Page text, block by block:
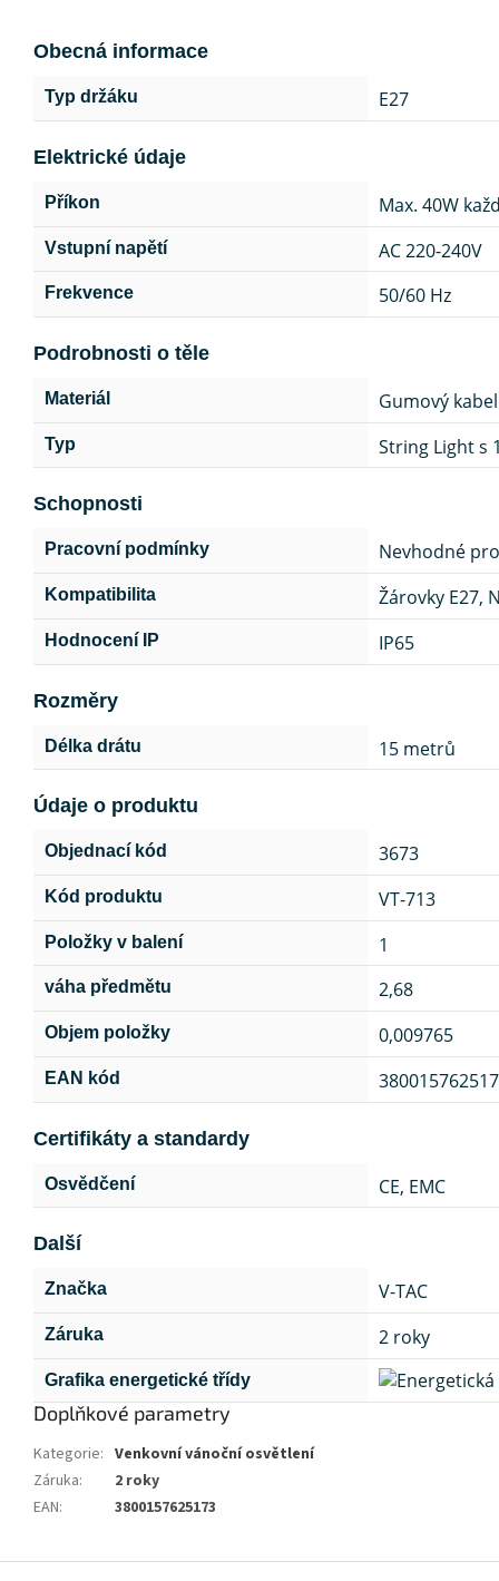
Obecná informace
Typ držáku E27
Elektrické údaje
Příkon Max. 40W
Vstupní napětí AC 220-240V
Frekvence 50/60 Hz
Podrobnosti o těle
Materiál Gumový kabel
Typ String Light s
Schopnosti
Pracovní podmínky Nevhodné
Kompatibilita Žárovky E27,
Hodnocení IP IP65
Rozměry
Délka drátu 15 metrů
Údaje o produktu
Objednací kód 3673
Kód produktu VT-713
Položky v balení 1
váha předmětu 2,68
Objem položky 0,009765
EAN kód
Certifikáty a standardy
Osvědčení CE, EMC
Další
Značka V-TAC
Záruka 2 roky
Grafika energetické třídy
Doplňkové parametry
Kategorie: Venkovní vánoční osvětlení
Záruka:
2 roky
EAN: 3800157625173